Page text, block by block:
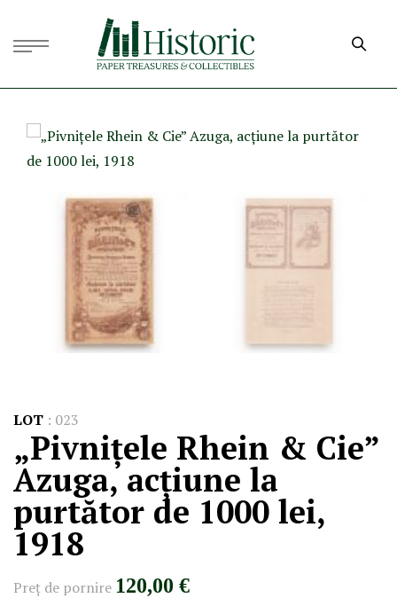
LOT : 023
„Pivnițele Rhein & Cie”
Azuga, acțiune la
purtător de 1000 lei,
1918
Preţ de pornire 120,00 €